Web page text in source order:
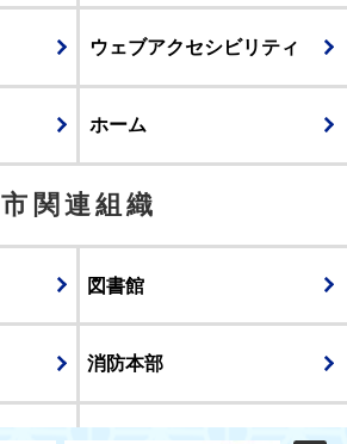
ウェブアクセシビリティ
ホーム
市関連組織
図書館
消防本部